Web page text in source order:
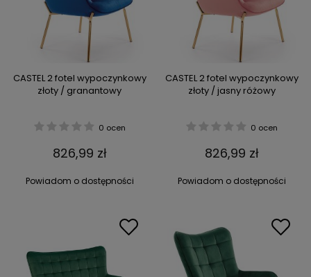
CASTEL 2 fotel wypoczynkowy
złoty / granantowy
0 ocen
826,99 zł
Powiadom o dostępności
CASTEL 2 fotel wypoczynkowy
złoty / jasny różowy
0 ocen
826,99 zł
Powiadom o dostępności